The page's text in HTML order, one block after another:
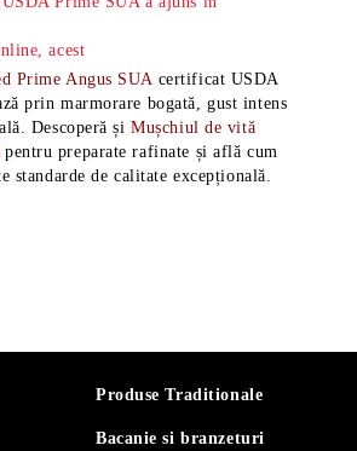
acest
Prime Angus SUA certificat USDA
prin marmorare bogată, gust intens
Descoperă șiMușchiul de vită
pentru preparate rafinate și află cum
standarde de calitate excepțională.
Produse Traditionale
Bacanie si branzeturi